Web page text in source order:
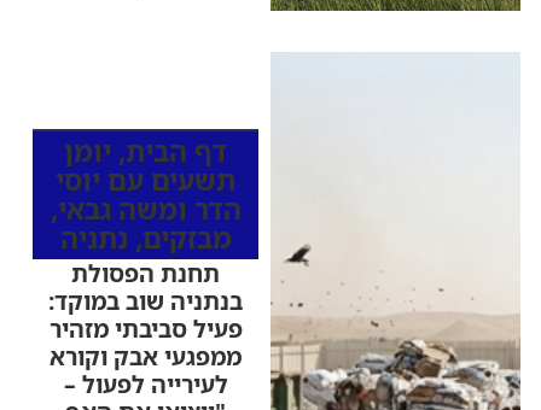
דף הבית, יומן
תשעים עם יוסי
הדר ומשה גבאי,
מבזקים, נתניה
תחנת הפסולת
בנתניה שוב במוקד:
פעיל סביבתי מזהיר
ממפגעי אבק וקורא
לעירייה לפעול –